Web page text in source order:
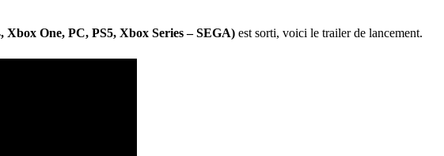
One, PC, PS5, Xbox Series – SEGA) est sorti, voici le trailer de lancement.